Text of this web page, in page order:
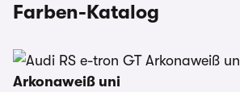
Farben-Katalog
Arkonaweiß uni